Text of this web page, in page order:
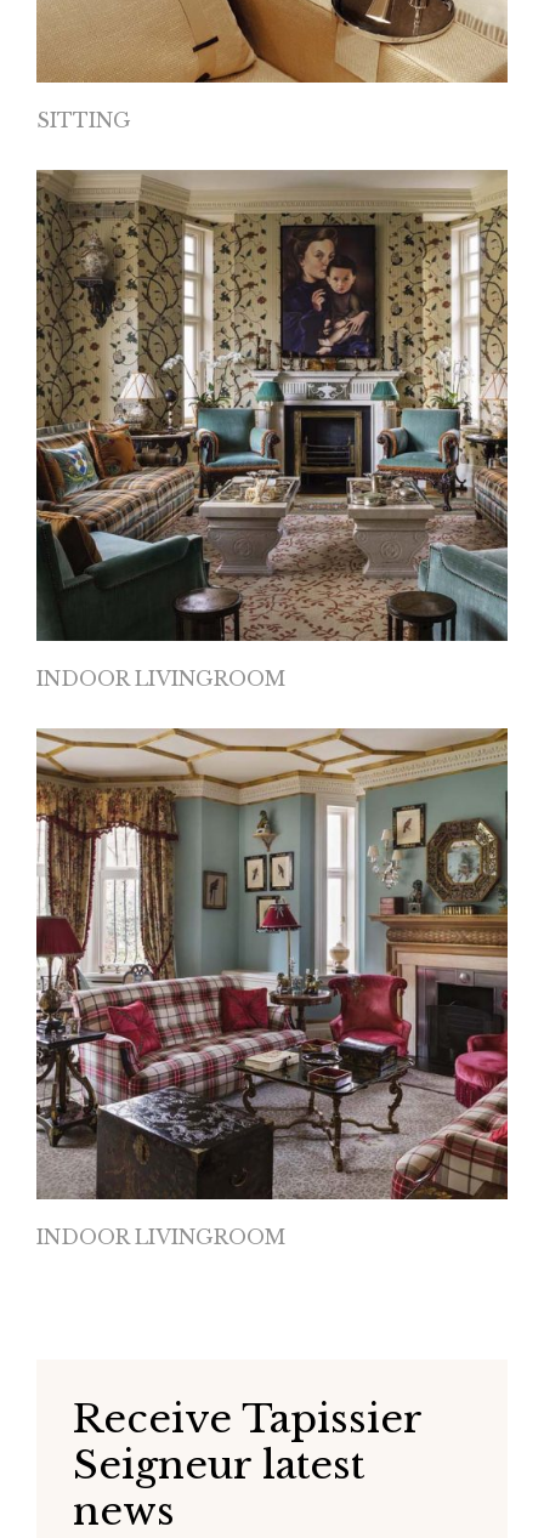
SITTING
INDOOR LIVINGROOM
INDOOR LIVINGROOM
Receive Tapissier
Seigneur latest
news